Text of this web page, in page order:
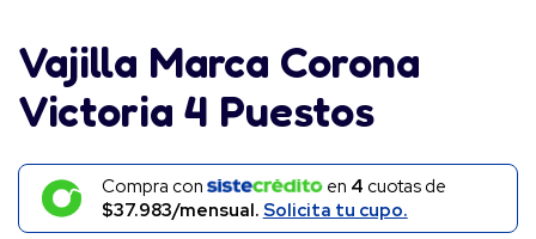
Vajilla Marca Corona
Victoria 4 Puestos
Compra con en 4 cuotas de
$37.983/mensual. Solicita tu cupo.